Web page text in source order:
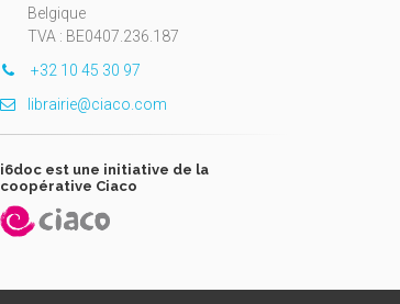
Belgique
TVA : BE0407.236.187
+32 10 45 30 97
librairie@ciaco.com
i6doc est une initiative de la
coopérative Ciaco